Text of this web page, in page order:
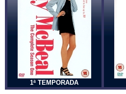
1ª TEMPORADA